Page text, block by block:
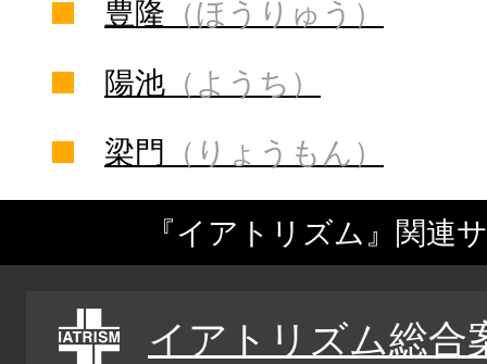
豊隆 （ほうりゅう）
陽池 （ようち）
梁門
（りょうもん）
『イアトリズム』関連
イアトリズム総合